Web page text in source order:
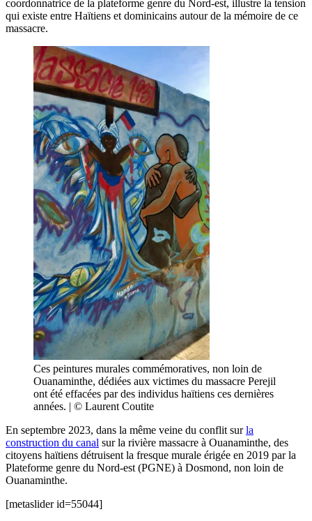
coordonnatrice de la plateforme genre du Nord-est, illustre la tension
qui existe entre Haïtiens et dominicains autour de la mémoire de ce
massacre.
Ces peintures murales commémoratives, non loin de
Ouanaminthe, dédiées aux victimes du massacre Perejil
ont été effacées par des individus haïtiens ces dernières
années. | © Laurent Coutite
En septembre 2023, dans la même veine du conflit surla
construction du canal sur la rivière massacre à Ouanaminthe, des
citoyens haïtiens détruisent la fresque murale érigée en 2019 par la
Plateforme genre du Nord-est (PGNE) à Dosmond, non loin de
Ouanaminthe.
[metaslider id=55044]